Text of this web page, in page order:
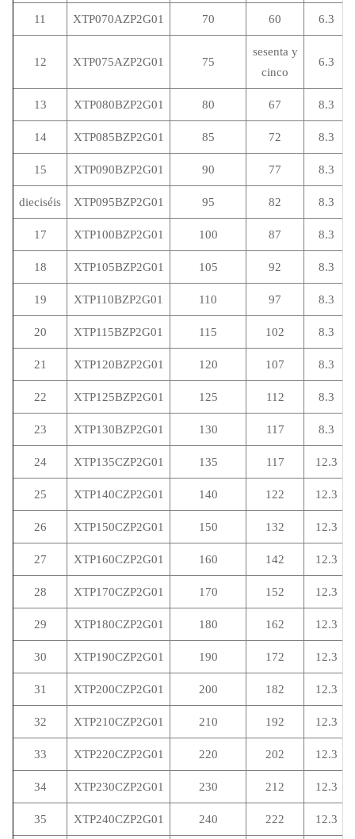
11 XTP070AZP2G01 70 60 6.3
12 XTP075AZP2G01 75
sesenta y
cinco
6.3
13 XTP080BZP2G01 80 67 8.3
14 XTP085BZP2G01 85 72 8.3
15 XTP090BZP2G01 90 77 8.3
dieciséis XTP095BZP2G01 95 82 8.3
17 XTP100BZP2G01 100 87 8.3
18 XTP105BZP2G01 105 92 8.3
19 XTP110BZP2G01 110 97 8.3
20 XTP115BZP2G01 115 102 8.3
21 XTP120BZP2G01 120 107 8.3
22 XTP125BZP2G01 125 112 8.3
23 XTP130BZP2G01 130 117 8.3
24 XTP135CZP2G01 135 117 12.3
25 XTP140CZP2G01 140 122 12.3
26 XTP150CZP2G01 150 132 12.3
27 XTP160CZP2G01 160 142 12.3
28 XTP170CZP2G01 170 152 12.3
29 XTP180CZP2G01 180 162 12.3
30 XTP190CZP2G01 190 172 12.3
31 XTP200CZP2G01 200 182 12.3
32 XTP210CZP2G01 210 192 12.3
33 XTP220CZP2G01 220 202 12.3
34 XTP230CZP2G01 230 212 12.3
35 XTP240CZP2G01 240 222 12.3